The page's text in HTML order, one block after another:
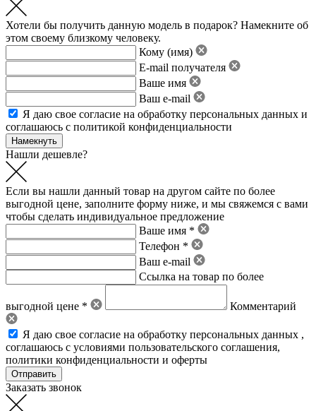
Хотели бы получить данную модель в подарок? Намекните об
этом своему близкому человеку.
Кому (имя)
E-mail получателя
Ваше имя
Ваш e-mail
Я даю свое согласие на обработку персональных данных и
соглашаюсь с политикой конфиденциальности
Нашли дешевле?
Если вы нашли данный товар на другом сайте по более
выгодной цене, заполните форму ниже, и мы свяжемся с вами
чтобы сделать индивидуальное предложение
Ваше имя *
Телефон *
Ваш e-mail
Ссылка на товар по более
выгодной цене * Комментарий
Я даю свое согласие на обработку персональных данных ,
соглашаюсь с условиями пользовательского соглашения,
политики конфиденциальности и оферты
Заказать звонок